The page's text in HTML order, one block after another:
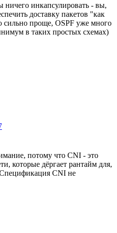
инкапсулировать - вы,
доставку пакетов "как
сильно проще, OSPF уже много
в таких простых схемах)
потому что CNI - это
которые дёргает рантайм для,
Спецификация CNI не